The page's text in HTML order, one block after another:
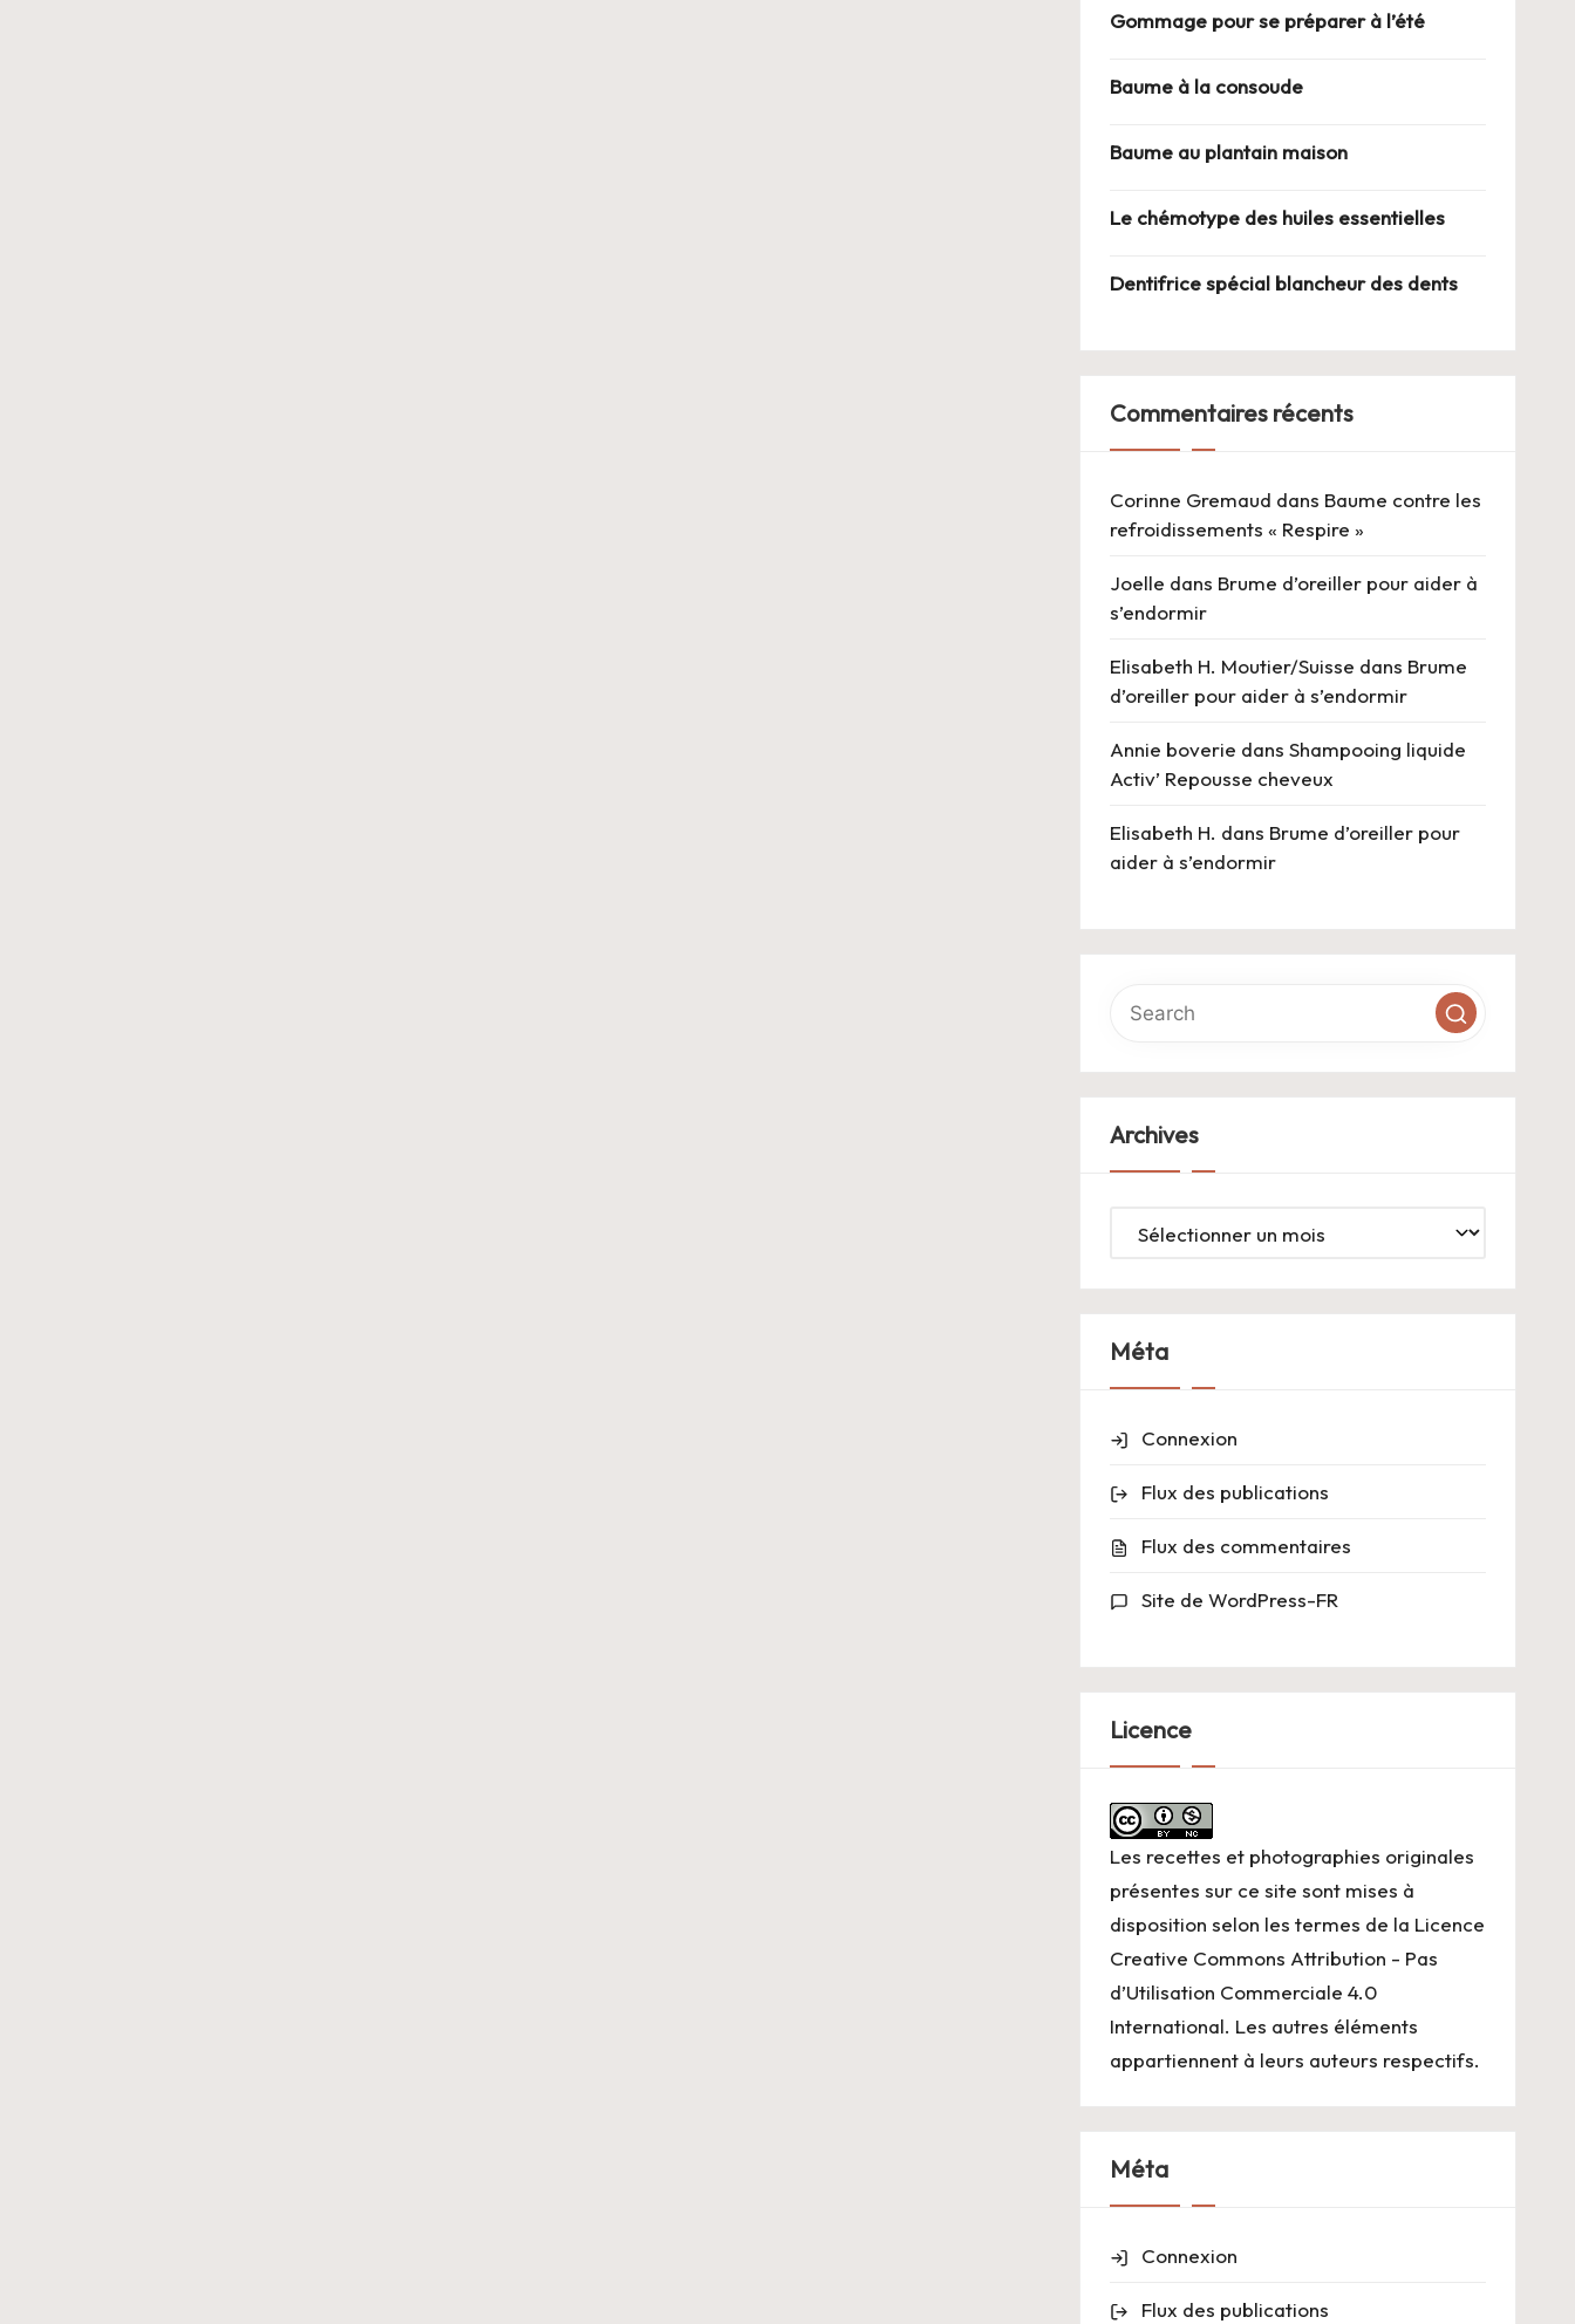
Gommage pour se préparer à l’été
Baume à la consoude
Baume au plantain maison
Le chémotype des huiles essentielles
Dentifrice spécial blancheur des dents
Commentaires récents
Corinne Gremaud dans Baume contre les
refroidissements « Respire »
Joelle dans Brume d’oreiller pour aider à
s’endormir
Elisabeth H. Moutier/Suisse dans Brume
d’oreiller pour aider à s’endormir
Annie boverie dans Shampooing liquide
Activ’ Repousse cheveux
Elisabeth H. dans Brume d’oreiller pour
aider à s’endormir
Archives
Archives
Méta
Connexion
Flux des publications
Flux des commentaires
Site de WordPress-FR
Licence
Les recettes et photographies originales
présentes sur ce site sont mises à
disposition selon les termes de la Licence
Creative Commons Attribution - Pas
d’Utilisation Commerciale 4.0
International. Les autres éléments
appartiennent à leurs auteurs respectifs.
Méta
Connexion
Flux des publications